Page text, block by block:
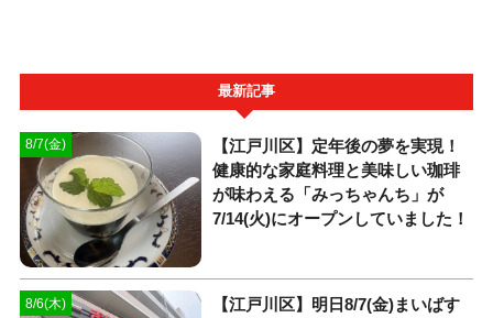
最新記事
8/7(金)
【江戸川区】定年後の夢を実現！
健康的な家庭料理と美味しい珈琲
が味わえる「みっちゃんち」が
7/14(火)にオープンしていました！
8/6(木)
【江戸川区】明日8/7(金)まいばす